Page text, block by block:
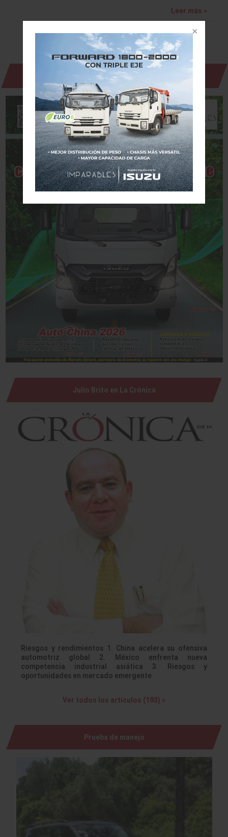
Leer más »
Revista Digital
Julio Brito en La Crónica
Riesgos y rendimientos 1. China acelera su ofensiva
automotriz global 2. México enfrenta nueva
competencia industrial asiática 3. Riesgos y
oportunidades en mercado emergente
Ver todos los artículos (193) »
Prueba de manejo